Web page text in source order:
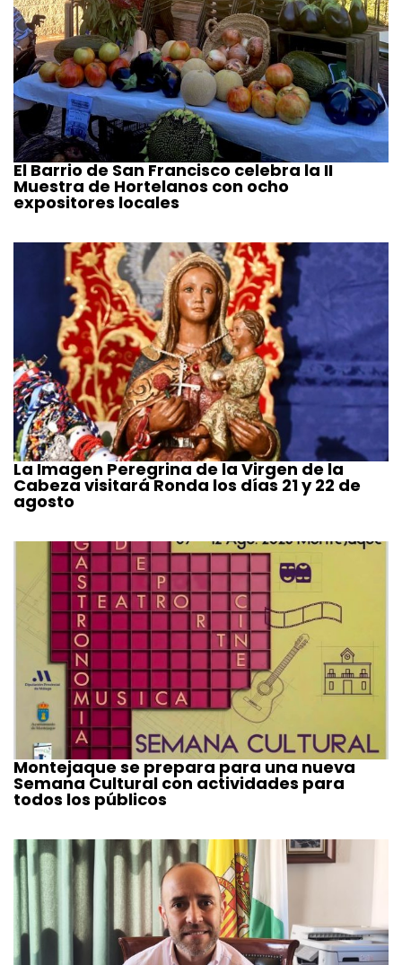
El Barrio de San Francisco celebra la II
Muestra de Hortelanos con ocho
expositores locales
La Imagen Peregrina de la Virgen de la
Cabeza visitará Ronda los días 21 y 22 de
agosto
Montejaque se prepara para una nueva
Semana Cultural con actividades para
todos los públicos